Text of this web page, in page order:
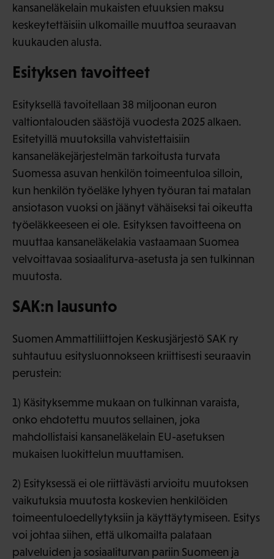
kansaneläkelain mukaisten etuuksien maksu
keskeytettäisiin ulkomaille muuttoa seuraavan
kuukauden alusta.
Esityksen tavoitteet
Esityksellä tavoitellaan 38 miljoonan euron
valtiontalouden säästöjä vuodesta 2025 alkaen.
Esitetyillä muutoksilla vahvistettaisiin
kansaneläkejärjestelmän tarkoitusta turvata
Suomessa asuvan henkilön toimeentuloa silloin,
kun henkilön työeläke lyhyen työuran tai matalan
ansiotason vuoksi on jäänyt vähäiseksi tai oikeutta
työeläkkeeseen ei ole. Esityksen tavoitteena on
muuttaa kansaneläkelakia vastaamaan Suomea
velvoittavaa sosiaaliturva-asetusta ja sen tulkinnan
muutosta.
SAK:n lausunto
Suomen Ammattiliittojen Keskusjärjestö SAK ry
suhtautuu esitysluonnokseen kriittisesti seuraavin
perustein:
1) Käsityksemme mukaan on tulkinnan varaista,
onko ehdotettu muutos sellainen, joka
mahdollistaisi kansaneläkelain EU-asetuksen
mukaisen luokittelun muuttamisen.
2) Esityksessä ei ole riittävästi arvioitu muutoksen
vaikutuksia muutosta koskevien henkilöiden
toimeentuloedellytyksiin ja käyttäytymiseen. Esitys
voi johtaa siihen, että ulkomailta palataan
palveluiden ja sosiaaliturvan pariin Suomeen ja